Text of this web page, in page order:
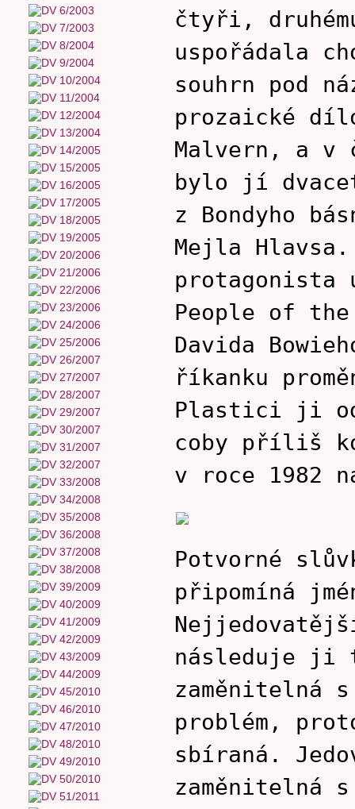
čtyři,
uspořádala
souhrn pod
prozaické
Malvern, a v
bylo jí
z Bondyho
Mejla
protagonista
People of
Davida
říkanku
Plastici ji
coby příliš
v roce 1982
Potvorné
připomíná
následuje ji
zaměnitelná
problém,
sbíraná.
zaměnitelná